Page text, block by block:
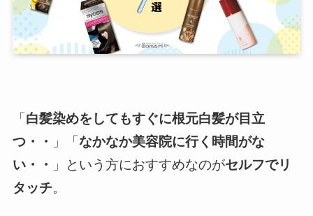
「白髪染めをしてもすぐに根元白髪が目立
つ・・
」「なかなか美容院に行く時間がな
い・・
」という方におすすめなのがセルフでリ
タッチ。